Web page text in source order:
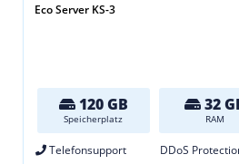
Eco Server KS-3
120 GB
Speicherplatz
32
RAM
Telefonsupport DDoS